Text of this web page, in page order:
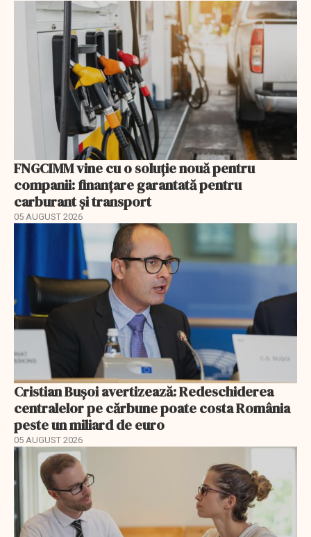
FNGCIMM vine cu o soluție nouă pentru
companii: finanțare garantată pentru
carburant și transport
05 AUGUST 2026
Cristian Bușoi avertizează: Redeschiderea
centralelor pe cărbune poate costa România
peste un miliard de euro
05 AUGUST 2026